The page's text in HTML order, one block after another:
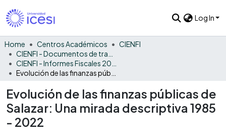
Log In
Home Centros Académicos
CIENFI
Evolución de las finanzas públicas de
Salazar: Una mirada descriptiva 1985
- 2022